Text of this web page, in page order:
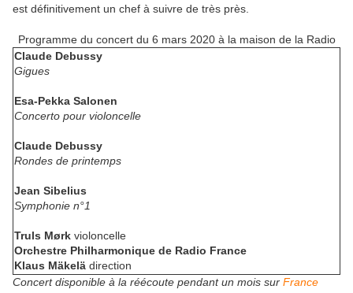
est définitivement un chef à suivre de très près.
Programme du concert du 6 mars 2020 à la maison de la Radio
Claude Debussy
Gigues
Esa-Pekka Salonen
Concerto pour violoncelle
Claude Debussy
Rondes de printemps
Jean Sibelius
Symphonie n°1
Truls Mørk violoncelle
Orchestre Philharmonique de Radio France
Klaus Mäkelä direction
Concert disponible à la réécoute pendant un mois sur France